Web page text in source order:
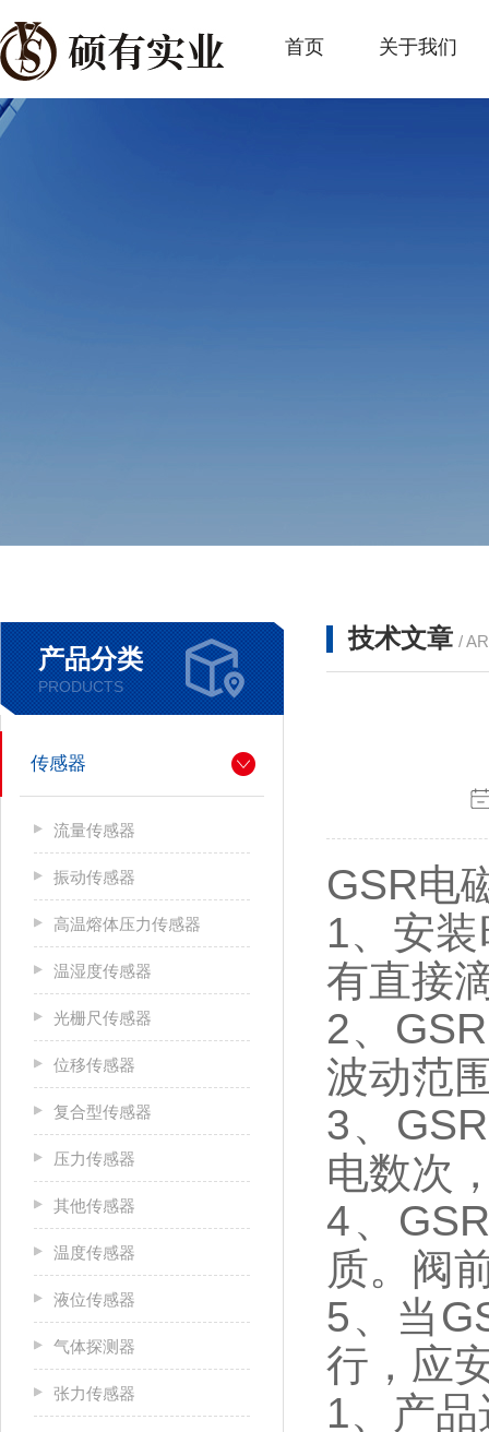
首页 关于我们
产品分类
PRODUCTS
传感器
流量传感器
振动传感器
高温熔体压力传感器
温湿度传感器
光栅尺传感器
位移传感器
复合型传感器
压力传感器
其他传感器
温度传感器
液位传感器
气体探测器
张力传感器
技术文章 /
GSR电
1、安
有直接
2、
波动范
3、
电数次
4、
质。阀
5、当
行，应
1、产